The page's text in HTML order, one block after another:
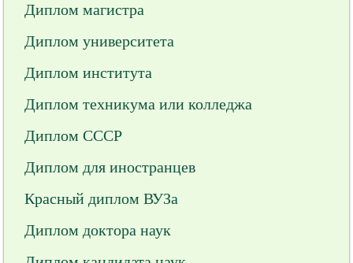
Диплом магистра
Диплом университета
Диплом института
Диплом техникума или колледжа
Диплом СССР
Диплом для иностранцев
Красный диплом ВУЗа
Диплом доктора наук